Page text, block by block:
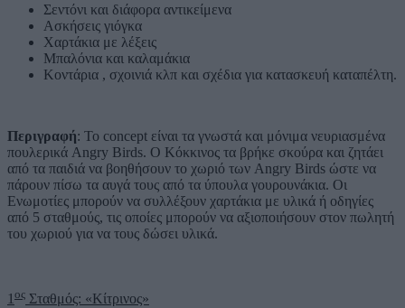
Σεντόνι και διάφορα αντικείμενα
Ασκήσεις γιόγκα
Χαρτάκια με λέξεις
Μπαλόνια και καλαμάκια
Κοντάρια , σχοινιά κλπ και σχέδια για κατασκευή καταπέλτη.
Περιγραφή: Το concept είναι τα γνωστά και μόνιμα νευριασμένα
πουλερικά Angry Birds. O Κόκκινος τα βρήκε σκούρα και ζητάει
από τα παιδιά να βοηθήσουν το χωριό των Angry Birds ώστε να
πάρουν πίσω τα αυγά τους από τα ύπουλα γουρουνάκια. Οι
Ενωμοτίες μπορούν να συλλέξουν χαρτάκια με υλικά ή οδηγίες
από 5 σταθμούς, τις οποίες μπορούν να αξιοποιήσουν στον πωλητή
του χωριού για να τους δώσει υλικά.
1 ος Σταθμός: «Κίτρινος»